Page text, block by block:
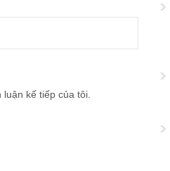
kế tiếp của tôi.